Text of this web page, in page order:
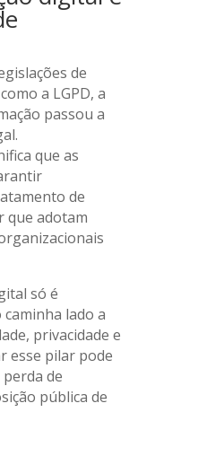
de
a LGPD, a
passou a
que as
de
que adotam
só é
lado a
privacidade e
esse pilar pode
de
pública de